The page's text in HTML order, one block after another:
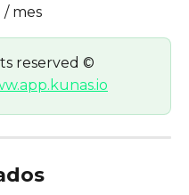
/ mes
reserved ©